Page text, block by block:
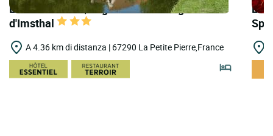
LOGIS HOTELS | Logis Hôtel Auberge
d'Imsthal
A 4.36 km di distanza | 67290 La Petite Pierre,France
Spa